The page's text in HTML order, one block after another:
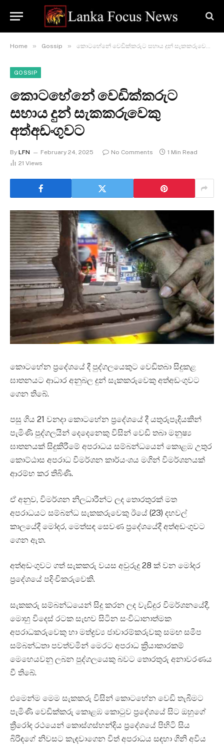
Home » Gossip » කොටහේනේ වෙඩික්කරුට සහාය දුන් සැකකරුවෙකු අත්අඩංගුවට
GOSSIP
කොටහේනේ වෙඩික්කරුට
සහාය දුන් සැකකරුවෙකු
අත්අඩංගුවට
By LFN February 24, 2025 No Comments
1 Min Read
21 Views
කොටහේන ප්‍රදේශයේ දී පුද්ගලයෙකුට වෙඩිතබා සිදුකළ
ඝාතනයට ආධාර අනුබල දුන් සැකකරුවෙකු අත්අඩංගුවට
ගෙන තිබේ.
පසු ගිය 21 වනදා කොටහේන ප්‍රදේශයේ දී යතුරුපැදියකින්
පැමිණි පුද්ගලයින් දෙදෙනෙකු විසින් වෙඩි තබා මනුෂ්‍ය
ඝාතනයක් සිදුකිරීමේ අපරාධය සම්බන්ධයෙන් කොළඹ උතුර
කොට්ඨාස අපරාධ විමර්ශන කාර්යංශය මගින් විමර්ශනයක්
ආරම්භ කර තිබිණි.
ඒ අනුව, විමර්ශන නිලධාරීන්ට ලද තොරතුරක් මත
අපරාධයට සම්බන්ධ සැකකරුවෙකු ඊයේ (23) දහවල්
කාලයේදී මෝදර, මෙත්සඳ සෙවණ ප්‍රදේශයේදී අත්අඩංගුවට
ගෙන ඇත.
අත්අඩංගුවට ගත් සැකකරු වයස අවුරුදු 28 ක් වන මෝදර
ප්‍රදේශයේ පදිංචිකරුවෙකි.
සැකකරු සම්බන්ධයෙන් සිදු කරන ලද වැඩිදුර විමර්ශනයේදී,
මොහු විදෙස් රටක සැඟව සිටින සංවිධානාත්මක
අපරාධකරුවෙකු හා මත්ද්‍රව්‍ය ජාවාරම්කරුවකු සමඟ සමීප
සම්බන්ධතා පවත්වමින් මෙරට අපරාධ ක්‍රියාකාරකම්
මෙහෙයවනු ලබන පුද්ගලයෙකු බවට තොරතුරු අනාවරණය
වී තිබේ.
එමෙන්ම මෙම සැකකරු විසින් කොටහේන වෙඩි තැබීමට
පැමිණි වෙඩික්කරු කොළඹ කොටුව ප්‍රදේශයේ සිට ඔහුගේ
ත්‍රීරෝද රථයෙන් කොස්ගස්හන්දිය ප්‍රදේශයේ පිහිටි සිය
බිරිඳගේ නිවසට කැඳවාගෙන විත් අපරාධය සඳහා ගිනි අවිය